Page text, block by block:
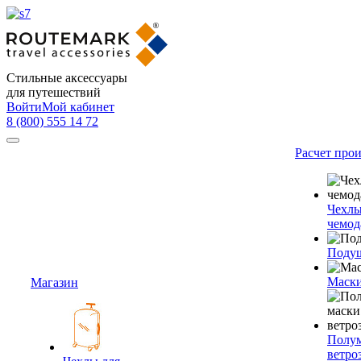
Стильные аксессуары
для путешествий
ВойтиМой кабинет
8 (800) 555 14 72
Магазин
Расчет